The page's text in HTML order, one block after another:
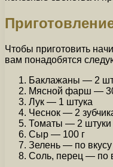
Чтобы приготовить
вам понадобятся
Баклажаны — 2
Мясной фарш —
Лук — 1 штука
Чеснок — 2
Томаты — 2 штуки
Сыр — 100 г
Зелень — по вкусу
Соль, перец — по